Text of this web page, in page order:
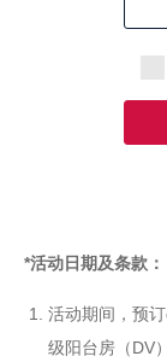
*活动日期及条款：
活动期间，预
级阳台房（DV